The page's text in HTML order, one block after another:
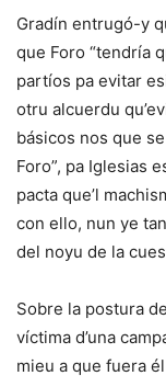
Gradín entrugó-y
que Foro “tendría
partíos pa evitar
otru alcuerdu
básicos nos que
Foro”, pa Iglesias
pacta que’l
con ello, nun ye
del noyu de la
Sobre la postura
víctima d’una
mieu a que fuera